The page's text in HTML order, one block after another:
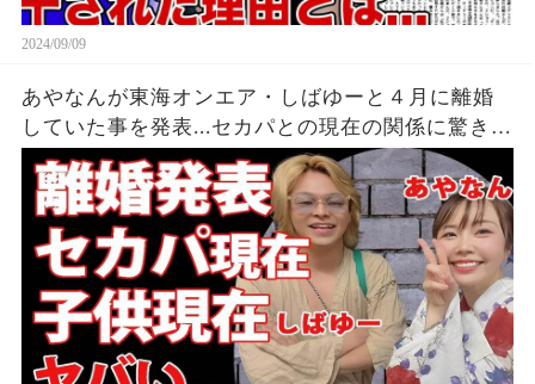
2024/09/09
あやなんが東海オンエア・しばゆーと４月に離婚
していた事を発表...セカパとの現在の関係に驚きを
隠せない...『しばゆー＆あやなん』夫婦の精神崩壊
した現在がヤバい...